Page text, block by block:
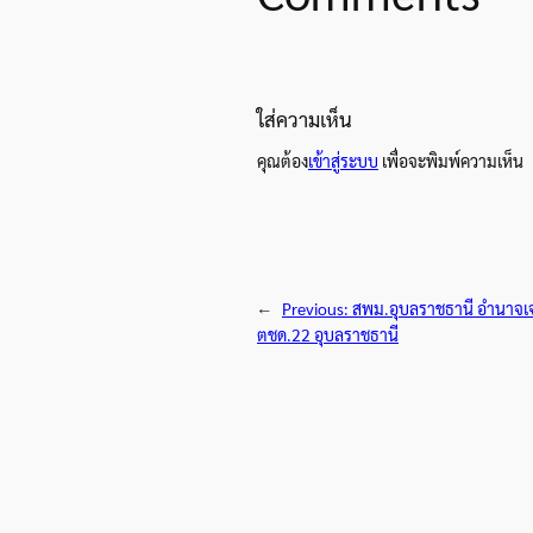
ใส่ความเห็น
คุณต้องเข้าสู่ระบบ เพื่อจะพิมพ์ความเห็น
← Previous: สพม.อุบลราชธานี อำนาจ
ตชด.22 อุบลราชธานี